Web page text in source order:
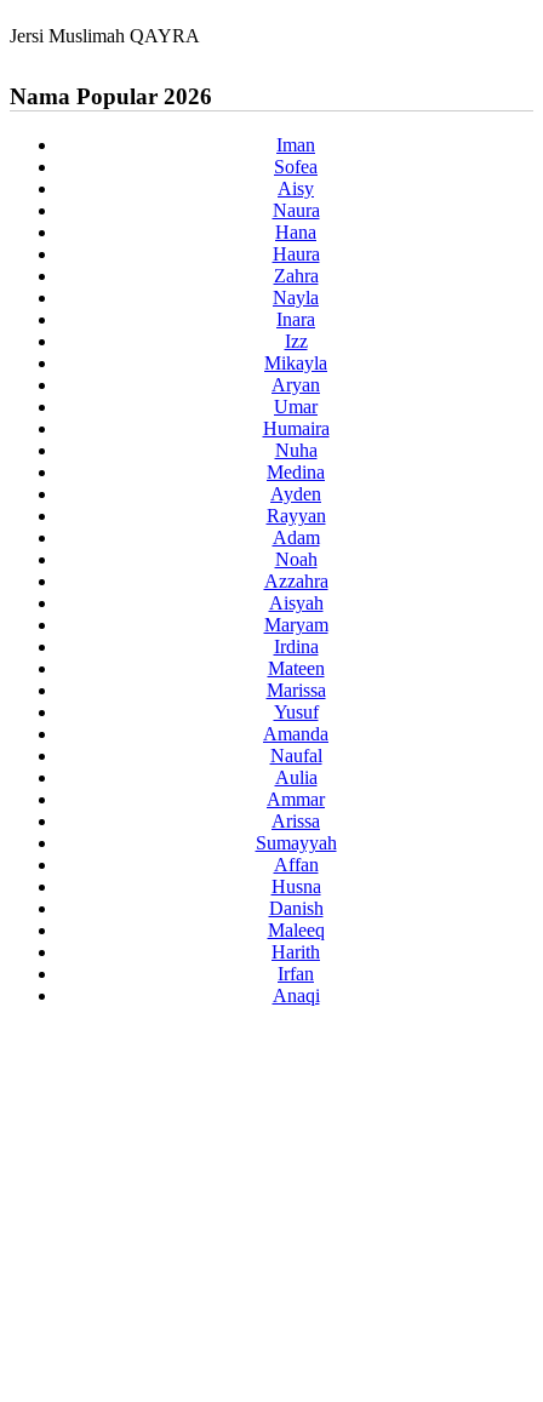
Jersi Muslimah QAYRA
Nama Popular 2026
Iman
Sofea
Aisy
Naura
Hana
Haura
Zahra
Nayla
Inara
Izz
Mikayla
Aryan
Umar
Humaira
Nuha
Medina
Ayden
Rayyan
Adam
Noah
Azzahra
Aisyah
Maryam
Irdina
Mateen
Marissa
Yusuf
Amanda
Naufal
Aulia
Ammar
Arissa
Sumayyah
Affan
Husna
Danish
Maleeq
Harith
Irfan
Anaqi